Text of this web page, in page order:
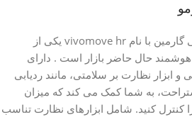
ساعت جدید و کلاسیک کمپانی گارمین با نام vivomove hr یکی از
حال حاضر بازار است . دارای
نظارت بر سلامتی، مانند ردیابی
به شما کمک می کند که میزان
کنترل کنید. شامل ابزارهای نظارت تناسب